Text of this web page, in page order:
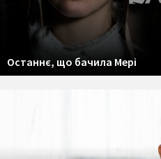
Останнє, що бачила Мері